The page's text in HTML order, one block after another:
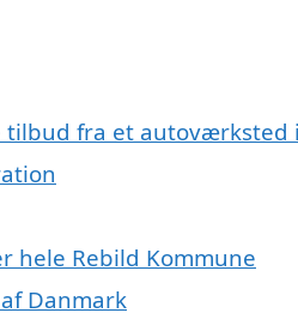
fra et autoværksted
hele Rebild Kommune
Danmark